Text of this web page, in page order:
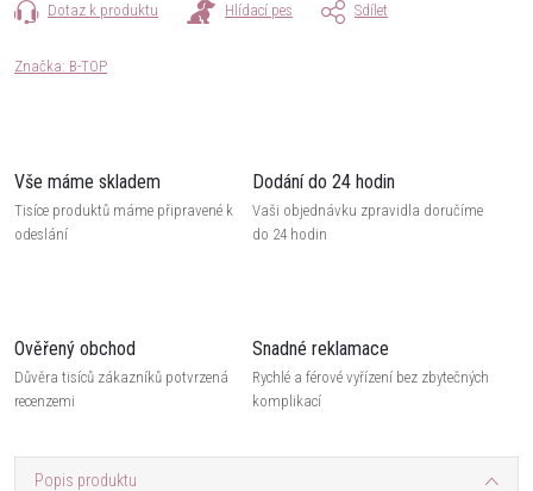
Dotaz k produktu Hlídací pes Sdílet
Značka: B-TOP
Vše máme skladem
Tisíce produktů máme připravené k
odeslání
Dodání do 24 hodin
Vaši objednávku zpravidla doručíme
do 24 hodin
Ověřený obchod
Důvěra tisíců zákazníků potvrzená
recenzemi
Snadné reklamace
Rychlé a férové vyřízení bez zbytečných
komplikací
Popis produktu